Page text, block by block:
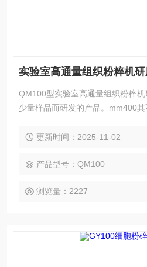
实验室高通量组织粉粹机
QM100型实验室高通量组织粉粹
少量样品而研发的产品。mm400其
质材料等。 QM100球磨仪可粉
土壤、污泥、谷物颗粒、塑料、纺
更新时间：2025-11-02
产品型号：QM100
浏览量：2227